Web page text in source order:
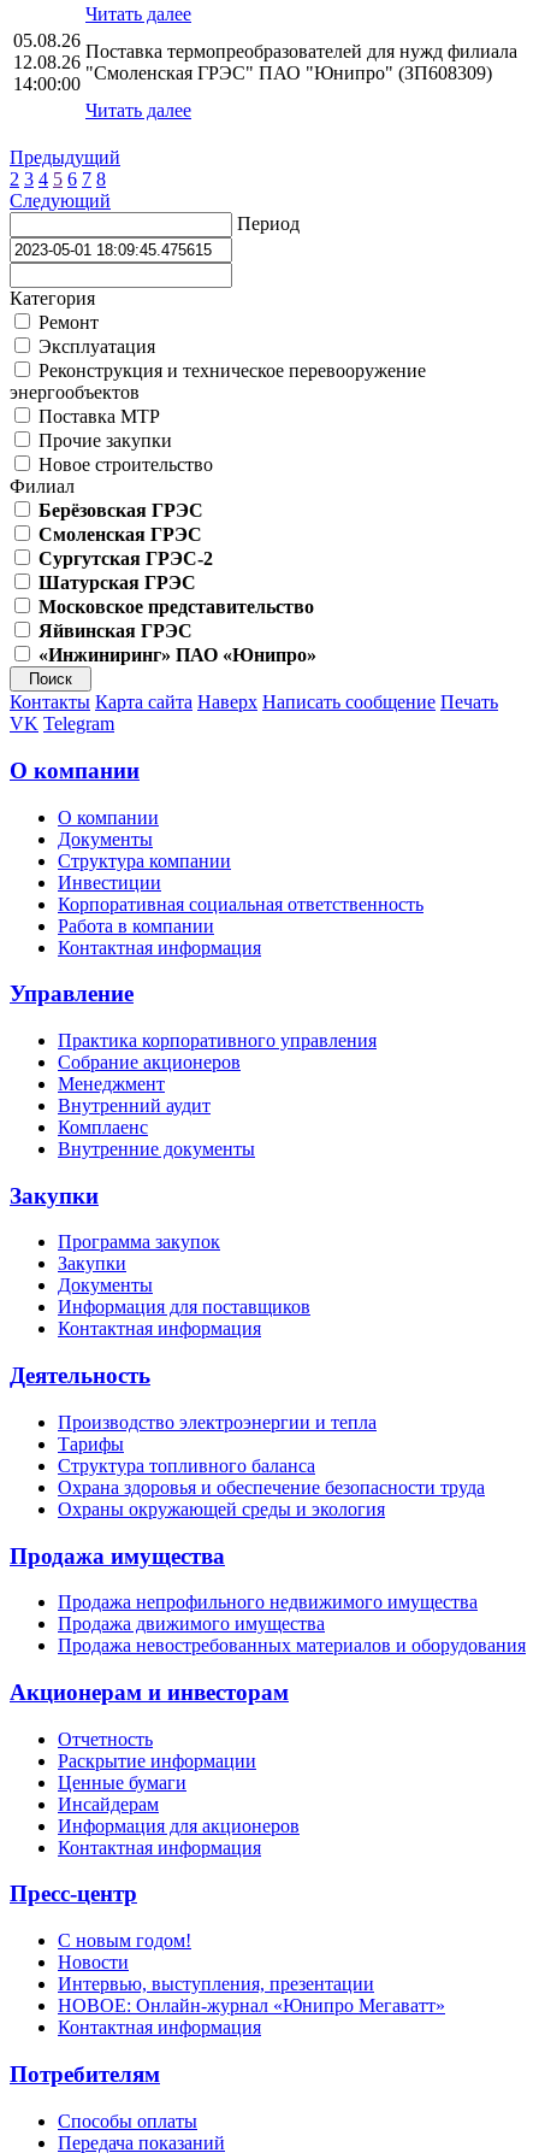
Читать далее
05.08.26
12.08.26
14:00:00
Поставка термопреобразователей для нужд филиала
"Смоленская ГРЭС" ПАО "Юнипро" (ЗП608309)
Читать далее
Предыдущий
2 3 4 5 6 7 8
Следующий
Период
Категория
Ремонт
Эксплуатация
Реконструкция и техническое перевооружение
энергообъектов
Поставка МТР
Прочие закупки
Новое строительство
Филиал
Берёзовская ГРЭС
Смоленская ГРЭС
Сургутская ГРЭС-2
Шатурская ГРЭС
Московское представительство
Яйвинская ГРЭС
«Инжиниринг» ПАО «Юнипро»
Контакты Карта сайта Наверх Написать сообщение Печать
VK Telegram
О компании
О компании
Документы
Структура компании
Инвестиции
Корпоративная социальная ответственность
Работа в компании
Контактная информация
Управление
Практика корпоративного управления
Собрание акционеров
Менеджмент
Внутренний аудит
Комплаенс
Внутренние документы
Закупки
Программа закупок
Закупки
Документы
Информация для поставщиков
Контактная информация
Деятельность
Производство электроэнергии и тепла
Тарифы
Структура топливного баланса
Охрана здоровья и обеспечение безопасности труда
Охраны окружающей среды и экология
Продажа имущества
Продажа непрофильного недвижимого имущества
Продажа движимого имущества
Продажа невостребованных материалов и оборудования
Акционерам и инвесторам
Отчетность
Раскрытие информации
Ценные бумаги
Инсайдерам
Информация для акционеров
Контактная информация
Пресс-центр
С новым годом!
Новости
Интервью, выступления, презентации
НОВОЕ: Онлайн-журнал «Юнипро Мегаватт»
Контактная информация
Потребителям
Способы оплаты
Передача показаний